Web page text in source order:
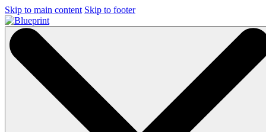
Skip to main content Skip to footer